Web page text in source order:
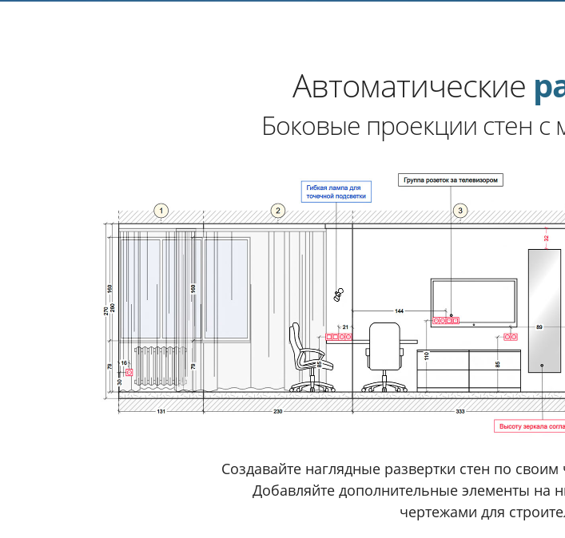
Автоматические
Боковые проекции стен с
Создавайте наглядные развертки стен по
Добавляйте дополнительные элементы на
чертежами для